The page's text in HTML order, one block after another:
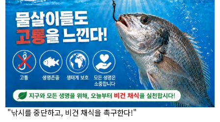
"낚시를 중단하고, 비건 채식을 촉구한다!"